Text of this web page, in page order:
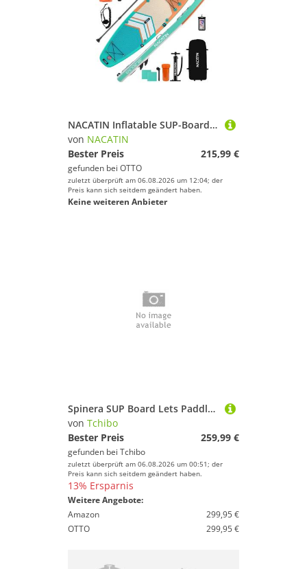
NACATIN Inflatable SUP-Board 320 cm, Aufblasbares Stand-Up-Paddle Board für Allround & Touring, Inflatable SUP Board, (inkl. Rucksack, 10L Trockenbeutel, Handyhülle & Schultergurt), mit umfangreichem Zubehör
von NACATIN
Bester Preis
215,99 €
gefunden bei OTTO
zuletzt überprüft am 06.08.2026 um 12:04; der
Preis kann sich seitdem geändert haben.
Keine weiteren Anbieter
Spinera SUP Board Lets Paddle 10'10"
von Tchibo
Bester Preis
259,99 €
gefunden bei Tchibo
zuletzt überprüft am 06.08.2026 um 00:51; der
Preis kann sich seitdem geändert haben.
13% Ersparnis
Weitere Angebote:
Amazon
299,95 €
OTTO
299,95 €